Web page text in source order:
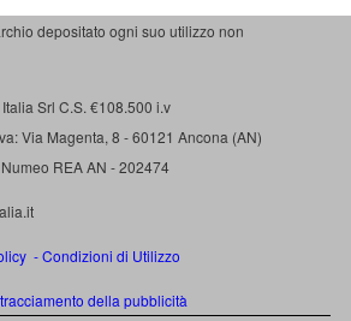
depositato ogni suo utilizzo non
Srl C.S. €108.500 i.v
Via Magenta, 8 - 60121 Ancona (AN)
REA AN - 202474
-Condizioni di Utilizzo
della pubblicità